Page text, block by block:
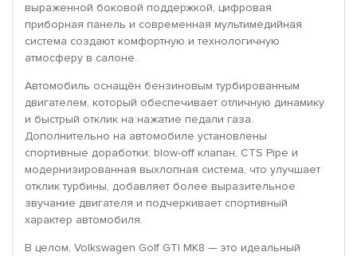
выраженной боковой поддержкой, цифровая
приборная панель и современная мультимедийная
система создают комфортную и технологичную
атмосферу в салоне.
Автомобиль оснащён бензиновым турбированным
двигателем, который обеспечивает отличную динамику
и быстрый отклик на нажатие педали газа.
Дополнительно на автомобиле установлены
спортивные доработки: blow-off клапан, CTS Pipe и
модернизированная выхлопная система, что улучшает
отклик турбины, добавляет более выразительное
звучание двигателя и подчеркивает спортивный
характер автомобиля.
В целом, Volkswagen Golf GTI MK8 — это идеальный